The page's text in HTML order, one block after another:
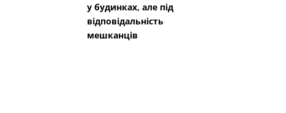
у будинках, але під
відповідальність
мешканців